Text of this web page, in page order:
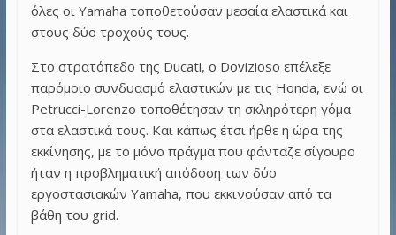
όλες οι Yamaha τοποθετούσαν μεσαία ελαστικά και
στους δύο τροχούς τους.
Στο στρατόπεδο της Ducati, ο Dovizioso επέλεξε
παρόμοιο συνδυασμό ελαστικών με τις Honda, ενώ οι
Petrucci-Lorenzo τοποθέτησαν τη σκληρότερη γόμα
στα ελαστικά τους. Και κάπως έτσι ήρθε η ώρα της
εκκίνησης, με το μόνο πράγμα που φάνταζε σίγουρο
ήταν η προβληματική απόδοση των δύο
εργοστασιακών Yamaha, που εκκινούσαν από τα
βάθη του grid.